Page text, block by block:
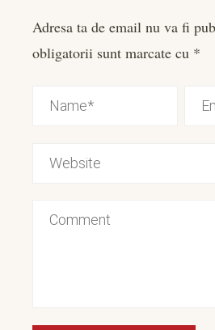
Adresa ta de email nu va fi
obligatorii sunt marcate cu *